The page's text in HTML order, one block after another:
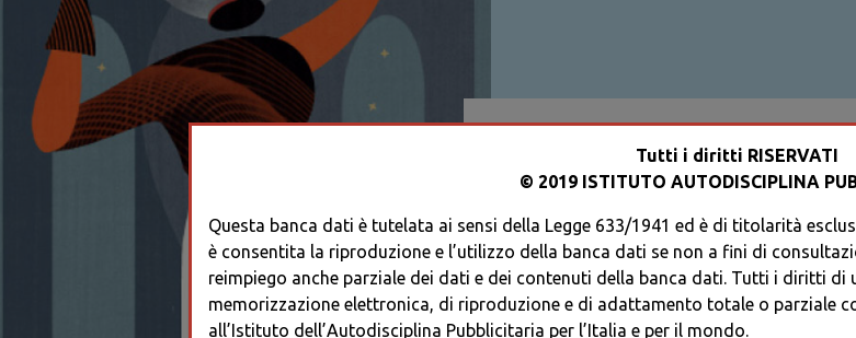
ACCEDI AL TUO PROFILO
REGISTRATI * I CAMPI CONTRASSEGNATI
Tutti i diritti RISERVATI
© 2019 ISTITUTO AUTODISCIPLINA
Questa banca dati è tutelata ai sensi della Legge 633/1941 ed è di titolarità
è consentita la riproduzione e l’utilizzo della banca dati se non a fini di
reimpiego anche parziale dei dati e dei contenuti della banca dati. Tutti i diritti
memorizzazione elettronica, di riproduzione e di adattamento totale o parziale
all’Istituto dell’Autodisciplina Pubblicitaria per l’Italia e per il mondo.